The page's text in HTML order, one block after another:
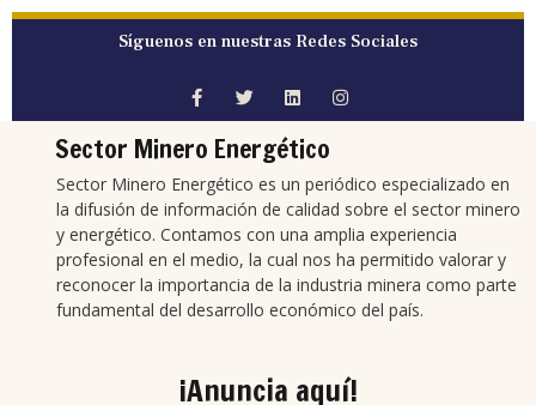
Síguenos en nuestras Redes Sociales
Sector Minero Energético
Sector Minero Energético es un periódico especializado en
la difusión de información de calidad sobre el sector minero
y energético. Contamos con una amplia experiencia
profesional en el medio, la cual nos ha permitido valorar y
reconocer la importancia de la industria minera como parte
fundamental del desarrollo económico del país.
¡Anuncia aquí!